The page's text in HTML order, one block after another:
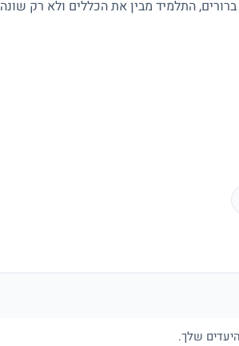
התלמיד מבין את הכללים ולא רק שונה
שלך.